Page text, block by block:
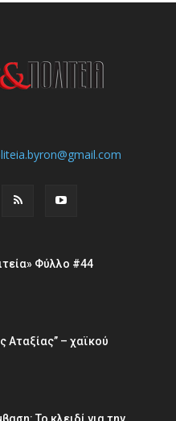
Φύλλο #44
Αταξίας” – χαϊκού